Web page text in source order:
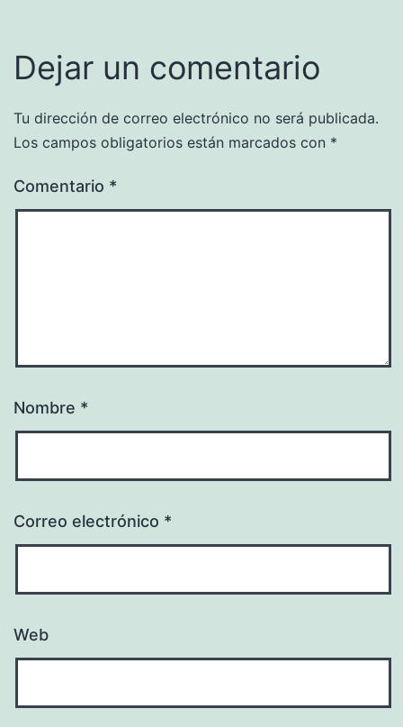
Dejar un comentario
Tu dirección de correo electrónico no será publicada.
Los campos obligatorios están marcados con *
Comentario *
Nombre *
Correo electrónico *
Web